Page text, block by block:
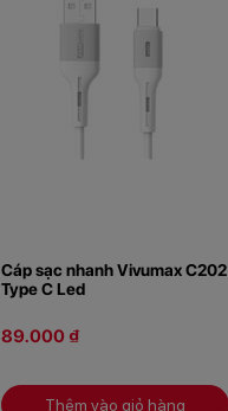
Cáp sạc nhanh Vivumax C202
Type C Led
89.000 ₫
Thêm vào giỏ hàng